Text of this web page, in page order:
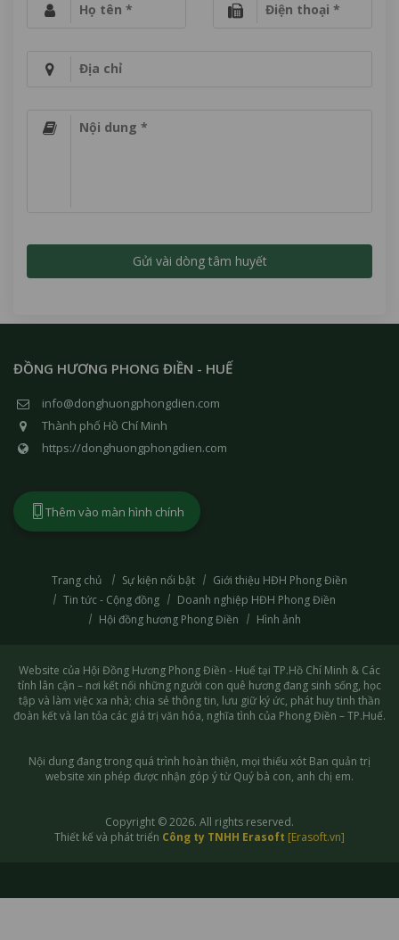
Họ tên * Điện thoại *
Địa chỉ
Nội dung *
ĐỒNG HƯƠNG PHONG ĐIỀN - HUẾ
info@donghuongphongdien.com
Thành phố Hồ Chí Minh
https://donghuongphongdien.com
Thêm vào màn hình chính
Trang chủ Sự kiện nổi bật
Giới thiệu HĐH Phong Điền
Tin tức - Cộng đồng
Doanh nghiệp HĐH Phong Điền
Hội đồng hương Phong Điền
Hình ảnh
Website của Hội Đồng Hương Phong Điền - Huế tại TP.Hồ Chí Minh & Các
tỉnh lân cận – nơi kết nối những người con quê hương đang sinh sống, học
tập và làm việc xa nhà; chia sẻ thông tin, lưu giữ ký ức, phát huy tinh thần
đoàn kết và lan tỏa các giá trị văn hóa, nghĩa tình của Phong Điền – TP.Huế.
Nội dung đang trong quá trình hoàn thiện, mọi thiếu xót Ban quản trị
website xin phép được nhận góp ý từ Quý bà con, anh chị em.
Copyright © 2026. All rights reserved.
Thiết kế và phát triển Công ty TNHH Erasoft [Erasoft.vn]